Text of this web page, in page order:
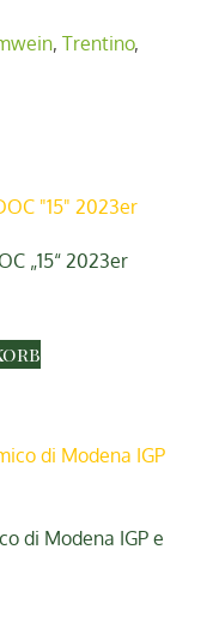
, Trentino,
„15“ 2023er
di Modena IGP e